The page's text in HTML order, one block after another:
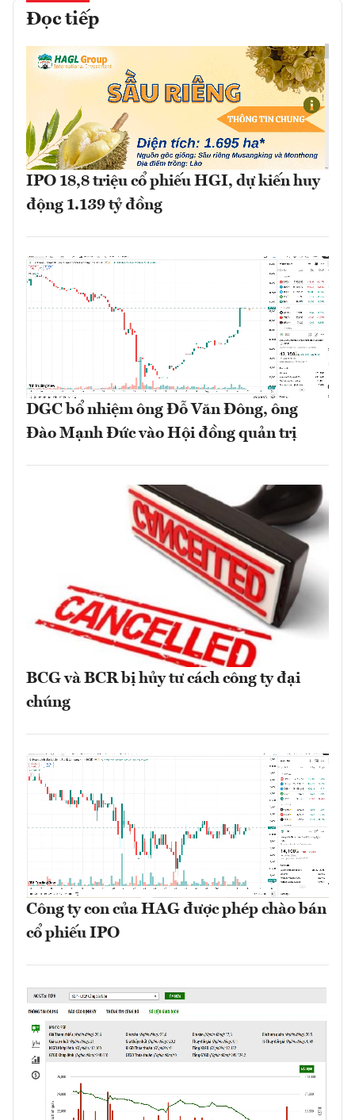
Đọc tiếp
IPO 18,8 triệu cổ phiếu HGI, dự kiến huy
động 1.139 tỷ đồng
DGC bổ nhiệm ông Đỗ Văn Đông, ông
Đào Mạnh Đức vào Hội đồng quản trị
BCG và BCR bị hủy tư cách công ty đại
chúng
Công ty con của HAG được phép chào bán
cổ phiếu IPO